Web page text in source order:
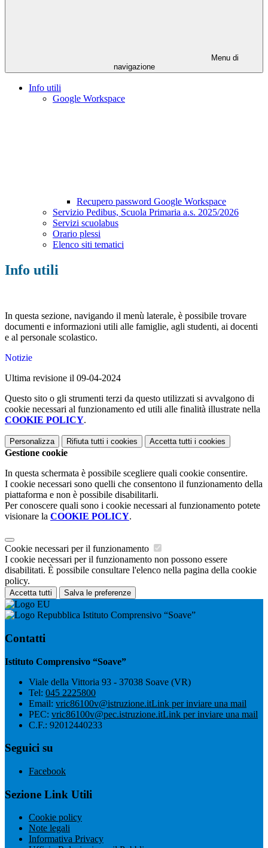
Menu di
navigazione
Info utili
Google Workspace
Recupero password Google Workspace
Servizio Pedibus, Scuola Primaria a.s. 2025/2026
Servizi scuolabus
Orario plessi
Elenco siti tematici
Info utili
In questa sezione, navigando il menù laterale, è possibile trovare
documenti e informazioni utili alle famiglie, agli studenti, ai docenti
e al personale scolastico.
Notizie
Ultima revisione il 09-04-2024
Questo sito o gli strumenti terzi da questo utilizzati si avvalgono di
cookie necessari al funzionamento ed utili alle finalità illustrate nella
COOKIE POLICY.
Personalizza Rifiuta tutti i cookies Accetta tutti i cookies
Gestione cookie
In questa schermata è possibile scegliere quali cookie consentire.
I cookie necessari sono quelli che consentono il funzionamento della
piattaforma e non è possibile disabilitarli.
Per conoscere quali sono i cookie necessari al funzionamento potete
visionare la COOKIE POLICY.
Cookie necessari per il funzionamento
I cookie necessari per il funzionamento non possono essere
disabilitati. È possibile consultare l'elenco nella pagina della cookie
policy.
Accetta tutti Salva le preferenze
Istituto Comprensivo “Soave”
Contatti
Istituto Comprensivo “Soave”
Viale della Vittoria 93 - 37038 Soave (VR)
Tel: 045 2225800
Email: vric86100v@istruzione.itLink per inviare una mail
PEC: vric86100v@pec.istruzione.itLink per inviare una mail
C.F.: 92012440233
Seguici su
Facebook
Sezione Link Utili
Cookie policy
Note legali
Informativa Privacy